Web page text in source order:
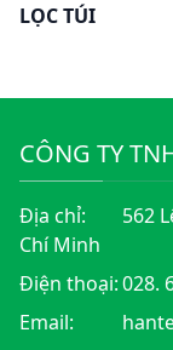
LỌC TÚI
CÔNG TY
Địa chỉ:
562
Chí Minh
Điện thoại:028.
Email: